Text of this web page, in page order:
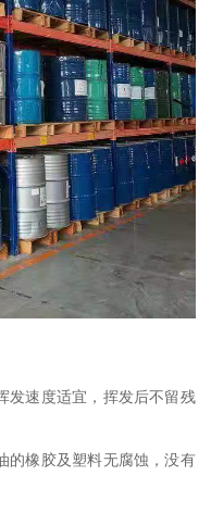
发速度适宜，挥发后不留残
的橡胶及塑料无腐蚀，没有